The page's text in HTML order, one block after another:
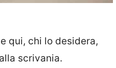
e qui, chi lo desidera,
scrivania.